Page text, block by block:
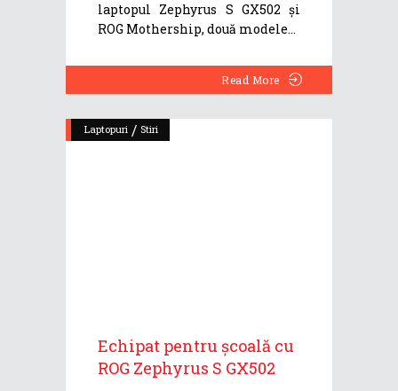
laptopul Zephyrus S GX502 și
ROG Mothership, două modele
Read More
Laptopuri / Stiri
Echipat pentru școală cu
ROG Zephyrus S GX502